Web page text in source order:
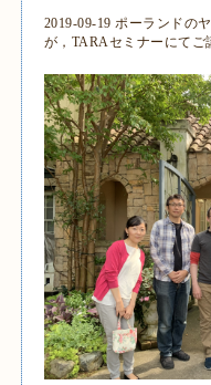
2019-09-19 ポーランドの
が，TARAセミナーにてご